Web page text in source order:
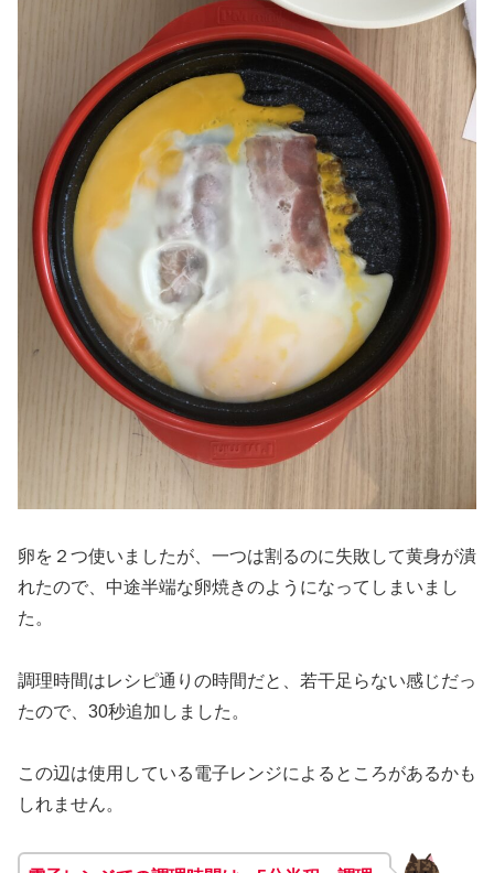
卵を２つ使いましたが、一つは割るのに失敗して黄身が潰
れたので、中途半端な卵焼きのようになってしまいまし
た。
調理時間はレシピ通りの時間だと、若干足らない感じだっ
たので、30秒追加しました。
この辺は使用している電子レンジによるところがあるかも
しれません。